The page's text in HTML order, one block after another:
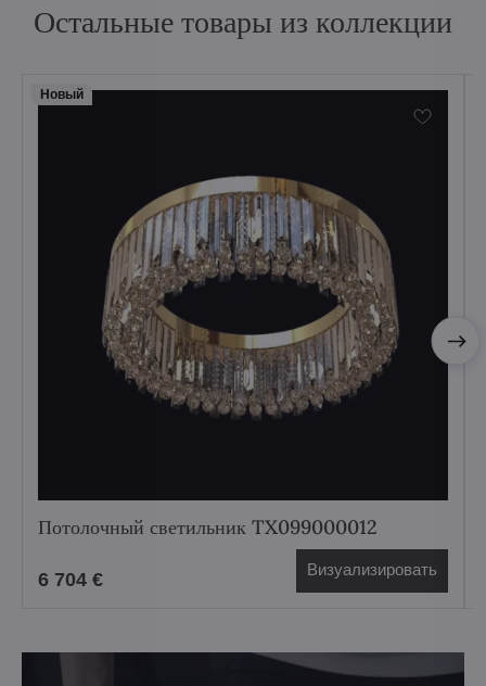
Остальные товары из коллекции
Hовый
Потолочный светильник TX099000012
6 704 € Визуализировать